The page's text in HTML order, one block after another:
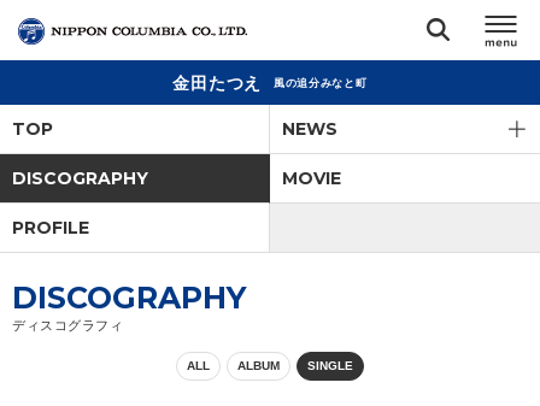
閉じる
アーティスト
ジャンル
金田たつえ 風の追分みなと町
TOP NEWS
DISCOGRAPHY MOVIE
PROFILE
DISCOGRAPHY
ディスコグラフィ
ALL ALBUM SINGLE